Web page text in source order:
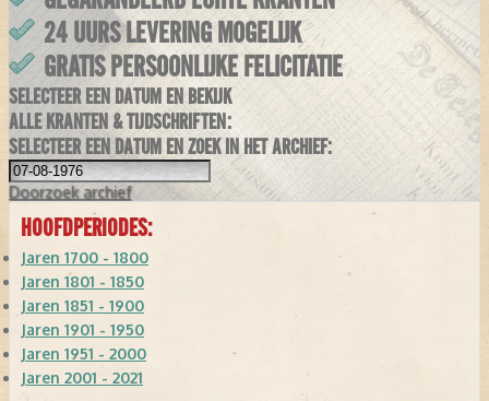
24 UURS LEVERING MOGELIJK
GRATIS PERSOONLIJKE FELICITATIE
SELECTEER EEN DATUM EN BEKIJK
ALLE KRANTEN & TIJDSCHRIFTEN:
SELECTEER EEN DATUM EN ZOEK IN HET ARCHIEF:
Doorzoek archief
HOOFDPERIODES:
Jaren 1700 - 1800
Jaren 1801 - 1850
Jaren 1851 - 1900
Jaren 1901 - 1950
Jaren 1951 - 2000
Jaren 2001 - 2021